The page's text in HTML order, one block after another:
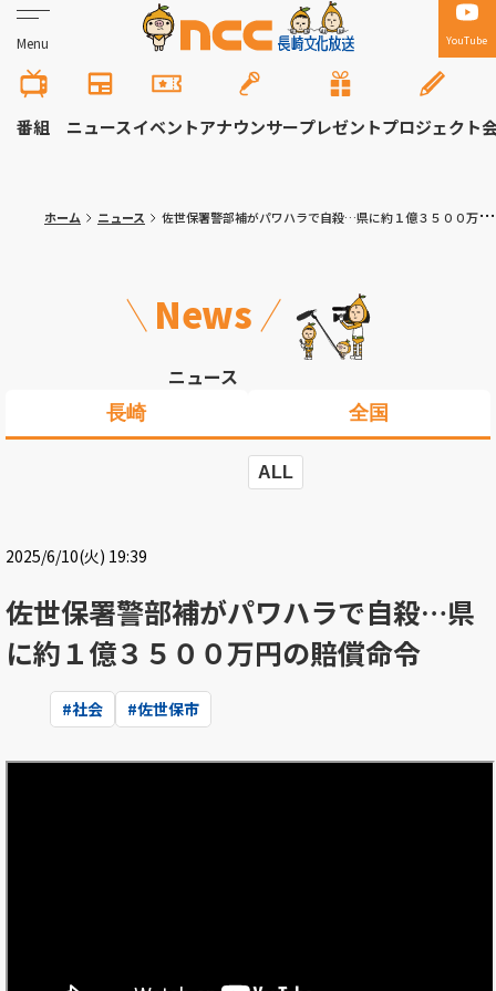
Menu YouTube
番組 ニュースイベントアナウンサープレゼントプロジェクト
ホーム ニュース 佐世保署警部補がパワハラで自殺…県に約１億３５００万円の賠償命令
News
ニュース
長崎 全国
ALL
2025/6/10(火) 19:39
佐世保署警部補がパワハラで自殺…県
に約１億３５００万円の賠償命令
#社会 #佐世保市